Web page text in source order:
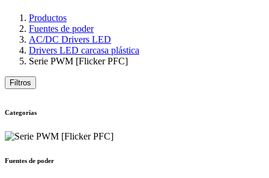
Productos
Fuentes de poder
AC/DC Drivers LED
Drivers LED carcasa plástica
Serie PWM [Flicker PFC]
Filtros
Categorías
Fuentes de poder